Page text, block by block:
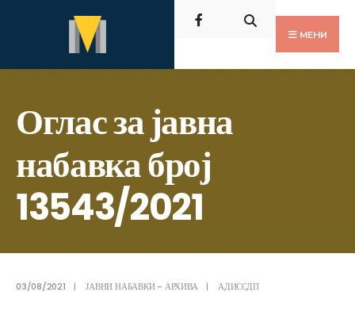
содржината
МЕНИ
Оглас за јавна
набавка број
13543/2021
03/08/2021 | ЈАВНИ НАБАВКИ - АРХИВА | АДИССДП